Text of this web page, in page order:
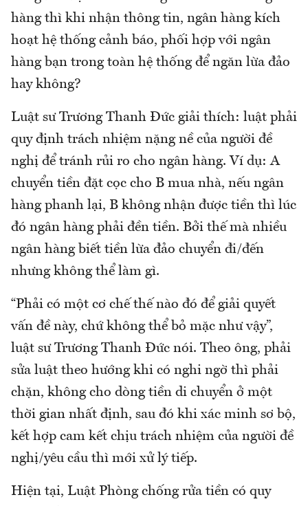
hàng thì khi nhận thông tin, ngân hàng kích
hoạt hệ thống cảnh báo, phối hợp với ngân
hàng bạn trong toàn hệ thống để ngăn lừa đảo
hay không?
Luật sư Trương Thanh Đức giải thích: luật phải
quy định trách nhiệm nặng nề của người đề
nghị để tránh rủi ro cho ngân hàng. Ví dụ: A
chuyển tiền đặt cọc cho B mua nhà, nếu ngân
hàng phanh lại, B không nhận được tiền thì lúc
đó ngân hàng phải đền tiền. Bởi thế mà nhiều
ngân hàng biết tiền lừa đảo chuyển đi/đến
nhưng không thể làm gì.
“Phải có một cơ chế thế nào đó để giải quyết
vấn đề này, chứ không thể bỏ mặc như vậy”,
luật sư Trương Thanh Đức nói. Theo ông, phải
sửa luật theo hướng khi có nghi ngờ thì phải
chặn, không cho dòng tiền di chuyển ở một
thời gian nhất định, sau đó khi xác minh sơ bộ,
kết hợp cam kết chịu trách nhiệm của người đề
nghị/yêu cầu thì mới xử lý tiếp.
Hiện tại, Luật Phòng chống rửa tiền có quy